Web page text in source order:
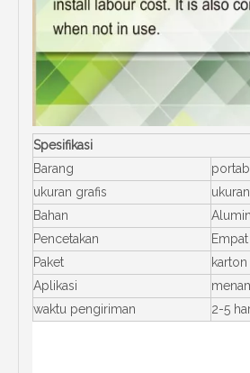
Spesifikasi
Barang
ukuran grafis
Bahan
Pencetakan
Paket
Aplikasi
waktu pengiriman
2-5